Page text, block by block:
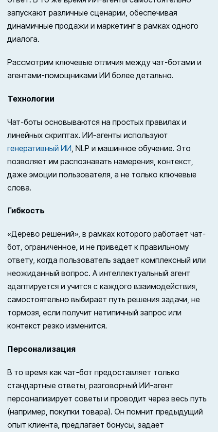
запускают различные сценарии, обеспечивая
динамичные продажи и маркетинг в рамках одного
диалога.
Рассмотрим ключевые отличия между чат-ботами и
агентами-помощниками ИИ более детально.
Технологии
Чат-боты основываются на простых правилах и
линейных скриптах. ИИ-агенты используют
генеративный ИИ , NLP и машинное обучение. Это
позволяет им распознавать намерения, контекст,
даже эмоции пользователя, а не только ключевые
слова.
Гибкость
«Дерево решений», в рамках которого работает чат-
бот, ограниченное, и не приведет к правильному
ответу, когда пользователь задает комплексный или
неожиданный вопрос. А интеллектуальный агент
адаптируется и учится с каждого взаимодействия,
самостоятельно выбирает путь решения задачи, не
тормозя, если получит нетипичный запрос или
контекст резко изменится.
Персонализация
В то время как чат-бот предоставляет только
стандартные ответы, разговорный ИИ-агент
персонализирует советы и проводит через весь путь
(например, покупки товара). Он помнит предыдущий
опыт клиента, предлагает бонусы, задает